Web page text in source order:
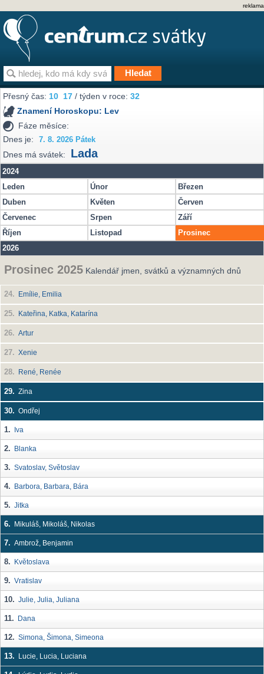
reklama
Přesný čas:10 17 / týden v roce:32
Znamení Horoskopu: Lev
Fáze měsíce:
Dnes je:
7. 8. 2026 Pátek
Dnes má svátek: Lada
2024
Leden
Únor
Březen
Duben
Květen
Červen
Červenec
Srpen
Září
Říjen
Listopad
Prosinec
2026
Prosinec 2025 Kalendář jmen, svátků a významných dnů
24. Emílie, Emilia
25. Kateřina, Katka, Katarína
26. Artur
27. Xenie
28. René, Renée
29. Zina
30. Ondřej
1. Iva
2. Blanka
3. Svatoslav, Světoslav
4. Barbora, Barbara, Bára
5. Jitka
6. Mikuláš, Mikoláš, Nikolas
7. Ambrož, Benjamin
8. Květoslava
9. Vratislav
10. Julie, Julia, Juliana
11. Dana
12. Simona, Šimona, Simeona
13. Lucie, Lucia, Luciana